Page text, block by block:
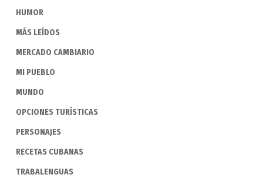
HUMOR
MÁS LEÍDOS
MERCADO CAMBIARIO
MI PUEBLO
MUNDO
OPCIONES TURÍSTICAS
PERSONAJES
RECETAS CUBANAS
TRABALENGUAS